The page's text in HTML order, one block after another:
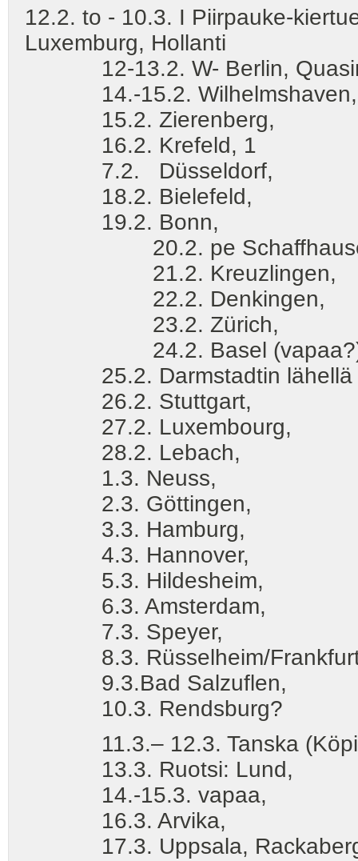
12.2. to - 10.3. I Piirpauke-
Luxemburg, Hollanti
12-13.2. W- Berlin,
14.-15.2. Wilhelmshaven,
15.2. Zierenberg,
16.2. Krefeld, 1
7.2. Düsseldorf,
18.2. Bielefeld,
19.2. Bonn,
20.2. pe Schaffhausen,
21.2. Kreuzlingen,
22.2. Denkingen,
23.2. Zürich,
24.2. Basel
25.2. Darmstadtin lähellä
26.2. Stuttgart,
27.2. Luxembourg,
28.2. Lebach,
1.3. Neuss,
2.3. Göttingen,
3.3. Hamburg,
4.3. Hannover,
5.3. Hildesheim,
6.3. Amsterdam,
7.3. Speyer,
8.3. Rüsselheim/
9.3.Bad Salzuflen,
10.3. Rendsburg?
11.3.– 12.3. Tanska
13.3. Ruotsi: Lund,
14.-15.3. vapaa,
16.3. Arvika,
17.3. Uppsala,